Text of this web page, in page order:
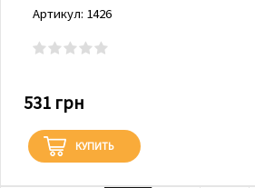
Артикул: 1426
531 грн
КУПИТЬ